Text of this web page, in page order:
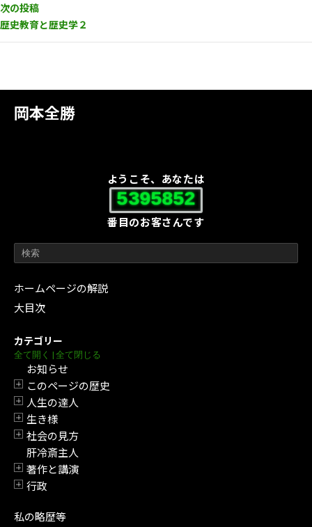
岡本全勝
ようこそ、あなたは
5395852
番目のお客さんです
ホームページの解説
大目次
カテゴリー
全て開く | 全て閉じる
お知らせ
開閉
このページの歴史
開閉
人生の達人
開閉
生き様
開閉
社会の見方
肝冷斎主人
開閉
著作と講演
開閉
行政
私の略歴等
次の投稿
歴史教育と歴史学２